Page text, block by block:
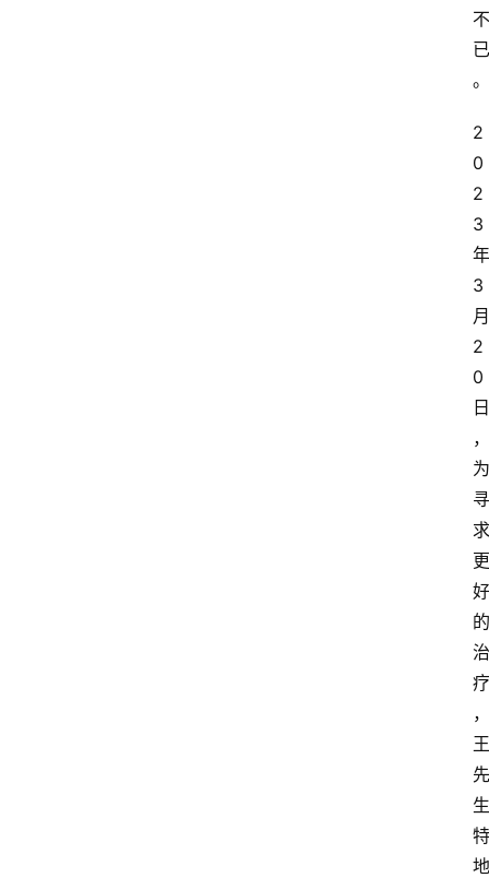
不
已
。
2
0
2
3
年
3
月
2
0
日
，
为
寻
求
更
好
的
治
疗
，
王
先
生
特
地